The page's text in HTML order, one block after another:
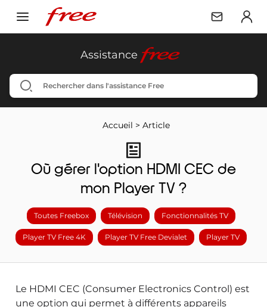
Assistance free
Accueil > Article
Où gérer l'option HDMI CEC de
mon Player TV ?
Toutes Freebox Télévision Fonctionnalités TV
Player TV Free 4K Player TV Free Devialet Player TV
Le HDMI CEC (Consumer Electronics Control) est
une option qui permet à différents appareils